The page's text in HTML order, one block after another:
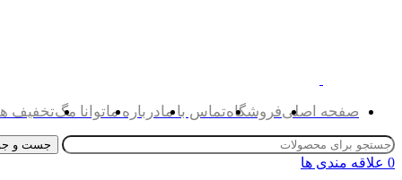
صفحه اصلیفروشگاهتماس با مادرباره ماتوانا مگتخفیف
جست و
0 علاقه مندی ها